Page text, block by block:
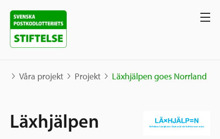
Våra projekt Projekt Läxhjälpen goes Norrland
Läxhjälpen